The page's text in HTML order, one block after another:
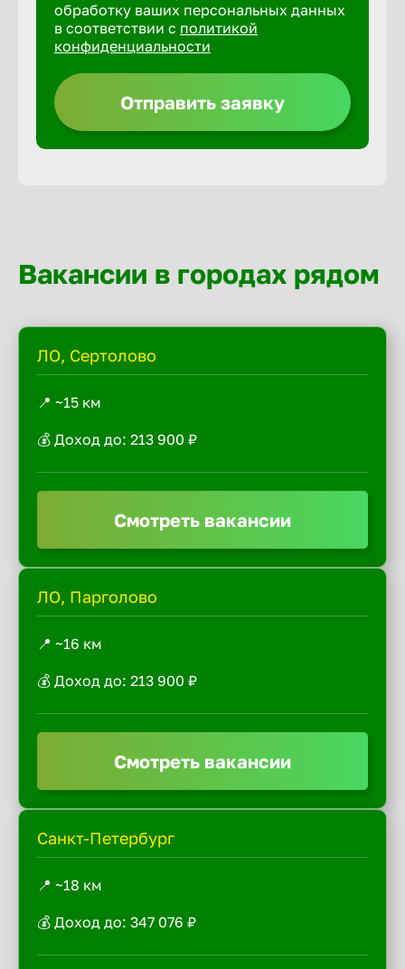
обработку ваших персональных данных
в соответствии с политикой
конфиденциальности
Отправить заявку
Вакансии в городах рядом
ЛО, Сертолово
📍 ~15 км
💰 Доход до: 213 900 ₽
Смотреть вакансии
ЛО, Парголово
📍 ~16 км
💰 Доход до: 213 900 ₽
Смотреть вакансии
Санкт-Петербург
📍 ~18 км
💰 Доход до: 347 076 ₽